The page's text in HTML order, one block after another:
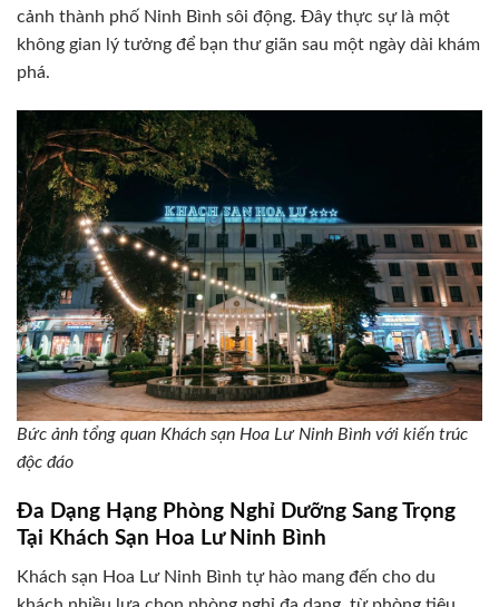
cảnh thành phố Ninh Bình sôi động. Đây thực sự là một
không gian lý tưởng để bạn thư giãn sau một ngày dài khám
phá.
Bức ảnh tổng quan Khách sạn Hoa Lư Ninh Bình với kiến trúc
độc đáo
Đa Dạng Hạng Phòng Nghỉ Dưỡng Sang Trọng
Tại Khách Sạn Hoa Lư Ninh Bình
Khách sạn Hoa Lư Ninh Bình tự hào mang đến cho du